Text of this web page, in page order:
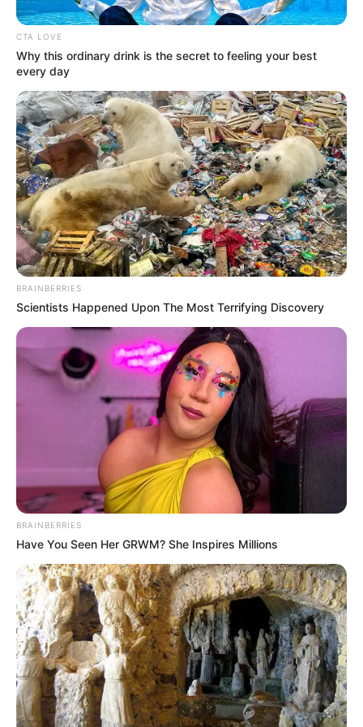
Posted
in
Friss hírek
Közös fotón mosolyog L.L.
Junior és Hopp Csilla új párja
bySzerző • June 25, 2025
CTA LOVE
Why this ordinary drink is the secret to feeling your best
every day
BRAINBERRIES
Scientists Happened Upon The Most Terrifying Discovery
BRAINBERRIES
Have You Seen Her GRWM? She Inspires Millions